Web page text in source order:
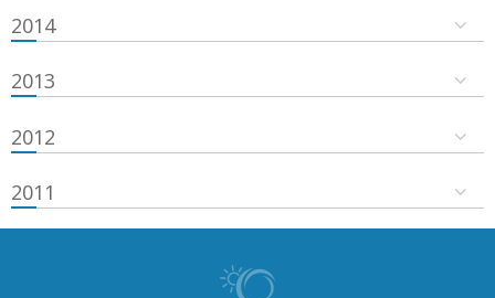
2014
2013
2012
2011